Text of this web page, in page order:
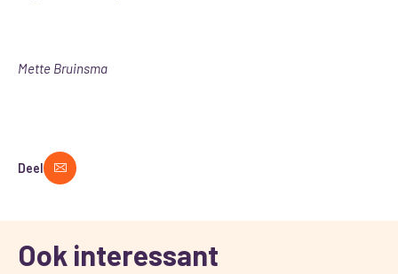
Mette Bruinsma
Deel
Ook interessant